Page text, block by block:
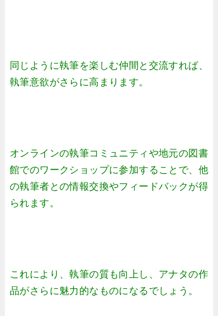
同じように執筆を楽しむ仲間と交流すれば、
執筆意欲がさらに高まります。
オンラインの執筆コミュニティや地元の図書
館でのワークショップに参加することで、他
の執筆者との情報交換やフィードバックが得
られます。
これにより、執筆の質も向上し、アナタの作
品がさらに魅力的なものになるでしょう。